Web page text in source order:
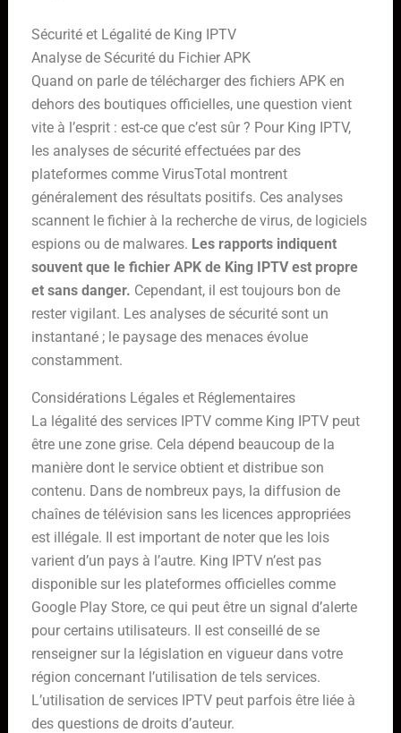
Sécurité et Légalité de King IPTV
Analyse de Sécurité du Fichier APK
Quand on parle de télécharger des fichiers APK en
dehors des boutiques officielles, une question vient
vite à l’esprit : est-ce que c’est sûr ? Pour King IPTV,
les analyses de sécurité effectuées par des
plateformes comme VirusTotal montrent
généralement des résultats positifs. Ces analyses
scannent le fichier à la recherche de virus, de logiciels
espions ou de malwares. Les rapports indiquent
souvent que le fichier APK de King IPTV est propre
et sans danger. Cependant, il est toujours bon de
rester vigilant. Les analyses de sécurité sont un
instantané ; le paysage des menaces évolue
constamment.
Considérations Légales et Réglementaires
La légalité des services IPTV comme King IPTV peut
être une zone grise. Cela dépend beaucoup de la
manière dont le service obtient et distribue son
contenu. Dans de nombreux pays, la diffusion de
chaînes de télévision sans les licences appropriées
est illégale. Il est important de noter que les lois
varient d’un pays à l’autre. King IPTV n’est pas
disponible sur les plateformes officielles comme
Google Play Store, ce qui peut être un signal d’alerte
pour certains utilisateurs. Il est conseillé de se
renseigner sur la législation en vigueur dans votre
région concernant l’utilisation de tels services.
L’utilisation de services IPTV peut parfois être liée à
des questions de droits d’auteur.